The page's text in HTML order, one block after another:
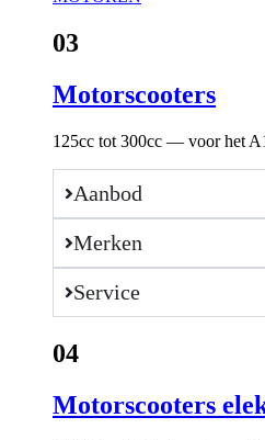
03
Motorscooters
125cc tot 300cc — voor het
Aanbod
Merken
Service
04
Motorscooters